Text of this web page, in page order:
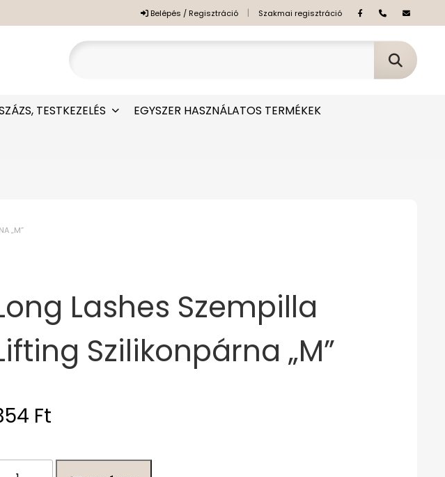
Belépés / Regisztráció | Szakmai regisztráció
TESTKEZELÉS
EGYSZER HASZNÁLATOS TERMÉKEK
„M”
Lashes Szempilla
Szilikonpárna „M”
Ft